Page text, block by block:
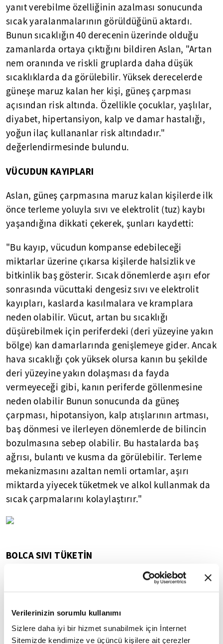
Verilerinizin sorumlu kullanımı
Sizlere daha iyi bir hizmet sunabilmek için İnternet
Sitemizde kendimize ve üçüncü kişilere ait çerezler
yanıt verebilme özelliğinin azalması sonucunda
sıcak yaralanmalarının görüldüğünü aktardı.
Bunun sıcaklığın 40 derecenin üzerinde olduğu
zamanlarda ortaya çıktığını bildiren Aslan, "Artan
nem oranında ve riskli gruplarda daha düşük
sıcaklıklarda da görülebilir. Yüksek derecelerde
güneşe maruz kalan her kişi, güneş çarpması
açısından risk altında. Özellikle çocuklar, yaşlılar,
diyabet, hipertansiyon, kalp ve damar hastalığı,
yoğun ilaç kullananlar risk altındadır."
değerlendirmesinde bulundu.
VÜCUDUN KAYIPLARI
Aslan, güneş çarpmasına maruz kalan kişilerde ilk
önce terleme yoluyla sıvı ve elektrolit (tuz) kaybı
yaşandığına dikkati çekerek, şunları kaydetti:
"Bu kayıp, vücudun kompanse edebileceği
miktarlar üzerine çıkarsa kişilerde halsizlik ve
bitkinlik baş gösterir. Sıcak dönemlerde aşırı efor
sonrasında vücuttaki dengesiz sıvı ve elektrolit
kayıpları, kaslarda kasılmalara ve kramplara
neden olabilir. Vücut, artan bu sıcaklığı
düşürebilmek için periferdeki (deri yüzeyine yakın
bölge) kan damarlarında genişlemeye gider. Ancak
hava sıcaklığı çok yüksek olursa kanın bu şekilde
deri yüzeyine yakın dolaşması da fayda
vermeyeceği gibi, kanın periferde göllenmesine
neden olabilir Bunun sonucunda da güneş
çarpması, hipotansiyon, kalp atışlarının artması,
baş dönmesi ve ilerleyen dönemlerde de bilincin
bozulmasına sebep olabilir. Bu hastalarda baş
ağrısı, bulantı ve kusma da görülebilir. Terleme
mekanizmasını azaltan nemli ortamlar, aşırı
miktarda yiyecek tüketmek ve alkol kullanmak da
sıcak çarpmalarını kolaylaştırır."
BOLCA SIVI TÜKETİN
Sıcak yaralanmalarında cildi hassas olanlarda ve
çocuklarda 1. derece yanıklar da meydana
gelebileceğini vurgulayan Aslan, böyle
durumlarda yanan bölgeye soğuk uygulamalar ve
rahatlatıcı kremlerin uygulanması gerektiğini